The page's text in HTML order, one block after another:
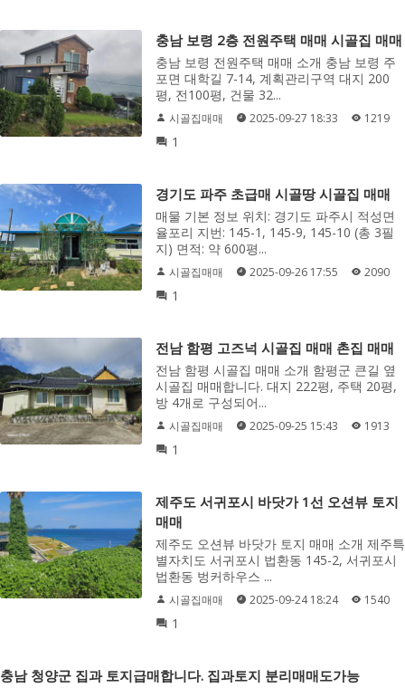
충남 보령 2층 전원주택 매매 시골집 매매
충남 보령 전원주택 매매 소개 충남 보령 주
포면 대학길 7-14, 계획관리구역 대지 200
평, 전100평, 건물 32...
시골집매매 2025-09-27 18:33 1219
1
경기도 파주 초급매 시골땅 시골집 매매
매물 기본 정보 위치: 경기도 파주시 적성면
율포리 지번: 145-1, 145-9, 145-10 (총 3필
지) 면적: 약 600평...
시골집매매 2025-09-26 17:55 2090
1
전남 함평 고즈넉 시골집 매매 촌집 매매
전남 함평 시골집 매매 소개 함평군 큰길 옆
시골집 매매합니다. 대지 222평, 주택 20평,
방 4개로 구성되어...
시골집매매 2025-09-25 15:43 1913
1
제주도 서귀포시 바닷가 1선 오션뷰 토지
매매
제주도 오션뷰 바닷가 토지 매매 소개 제주특
별자치도 서귀포시 법환동 145-2, 서귀포시
법환동 벙커하우스 ...
시골집매매 2025-09-24 18:24 1540
1
충남 청양군 집과 토지급매합니다. 집과토지 분리매매도가능